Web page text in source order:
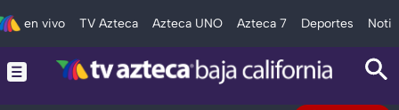
en vivo TV Azteca Azteca UNO Azteca 7 Deportes